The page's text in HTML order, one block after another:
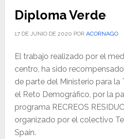
Diploma Verde
17 DE JUNIO DE 2020 POR ACORNAGO
El trabajo realizado por el
centro, ha sido
de parte del Ministerio para la
el Reto Demográfico, por la
programa RECREOS
organizado por el colectivo
Spain.